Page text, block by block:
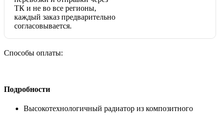
ТК и не во все регионы,
каждый заказ предварительно
согласовывается.
Способы оплаты:
Подробности
Высокотехнологичный радиатор из композитного